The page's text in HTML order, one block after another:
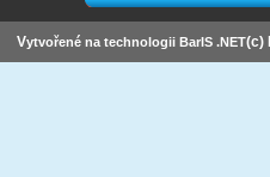
Vytvořené na technologii BarIS .NET(c)